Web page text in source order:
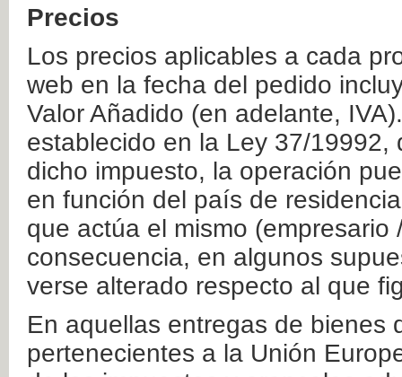
Precios
Los precios aplicables a cada
web en la fecha del pedido
Valor Añadido (en adelante,
establecido en la Ley 37/
dicho impuesto, la operación
en función del país de
que actúa el mismo
consecuencia, en algunos
verse alterado respecto al que
En aquellas entregas de bienes
pertenecientes a la Unión